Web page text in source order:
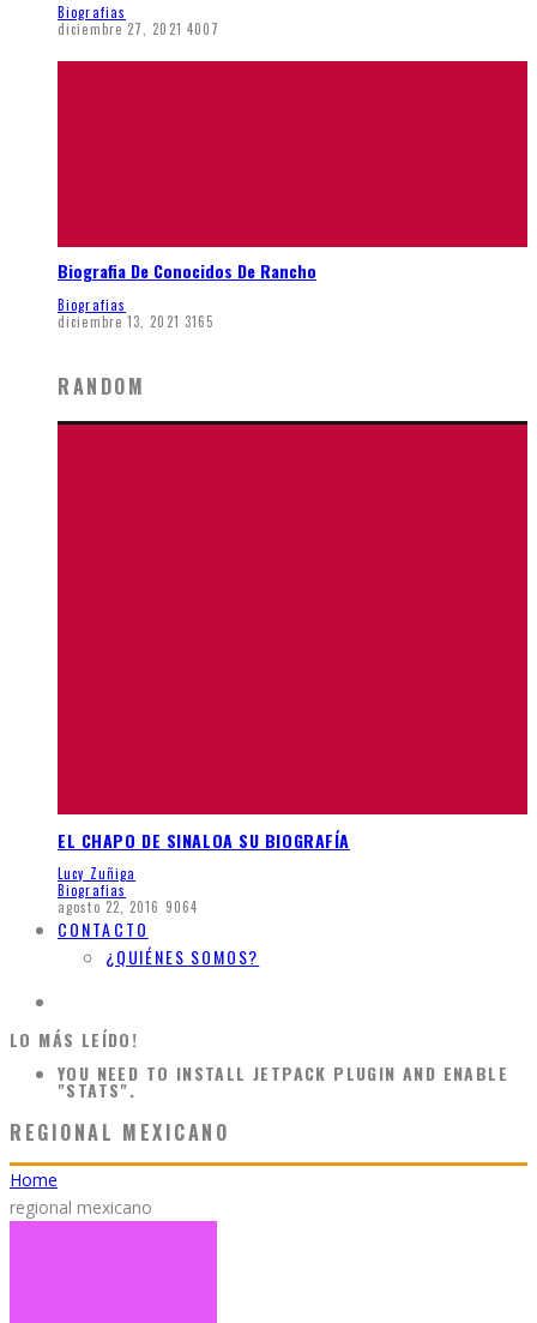
Biografias
diciembre 27, 2021 4007
Biografia De Conocidos De Rancho
Biografias
diciembre 13, 2021 3165
RANDOM
EL CHAPO DE SINALOA SU BIOGRAFÍA
Lucy Zuñiga
Biografias
agosto 22, 2016 9064
CONTACTO
¿QUIÉNES SOMOS?
LO MÁS LEÍDO!
YOU NEED TO INSTALL JETPACK PLUGIN AND ENABLE
"STATS".
REGIONAL MEXICANO
Home
regional mexicano